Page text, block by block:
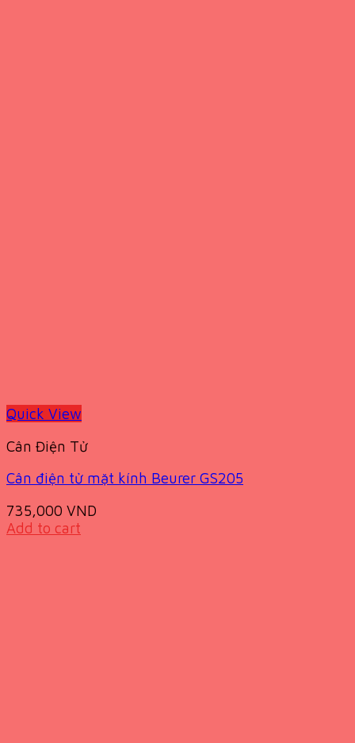
Quick View
Cân Điện Tử
Cân điện tử mặt kính Beurer GS205
735,000 VND
Add to cart